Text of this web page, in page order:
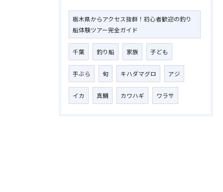
栃木県からアクセス抜群！初心者歓迎の釣り
船体験ツアー完全ガイド
千葉 釣り船 家族 子ども
手ぶら 旬 キハダマグロ アジ
イカ 真鯛 カワハギ ワラサ